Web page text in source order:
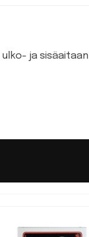
ja sisäaitaan